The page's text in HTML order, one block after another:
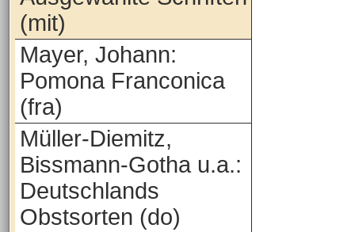
(mit)
Mayer, Johann:
Pomona Franconica
(fra)
Müller-Diemitz,
Bissmann-Gotha u.a.:
Deutschlands
Obstsorten (do)